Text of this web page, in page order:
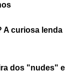
A curiosa lenda
dos "nudes" e